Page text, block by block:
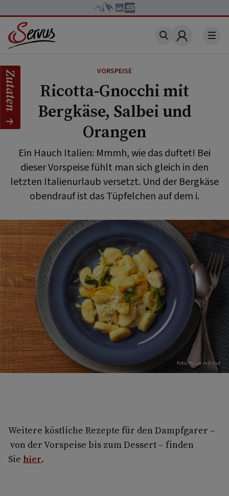
Account
VORSPEISE
Ricotta-Gnocchi mit
Bergkäse, Salbei und
Orangen
Ein Hauch Italien: Mmmh, wie das duftet! Bei
dieser Vorspeise fühlt man sich gleich in den
letzten Italienurlaub versetzt. Und der Bergkäse
obendrauf ist das Tüpfelchen auf dem i.
Foto: Mayer mit Hut
Weitere köstliche Rezepte für den Dampfgarer –
von der Vorspeise bis zum Dessert – finden
Sie hier.
Zutaten